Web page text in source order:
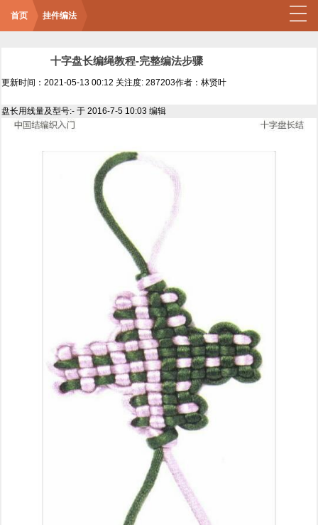
首页 挂件编法
十字盘长编绳教程-完整编法步骤
更新时间：2021-05-13 00:12 关注度: 287203作者：林贤叶
盘长用线量及型号:- 于 2016-7-5 10:03 编辑